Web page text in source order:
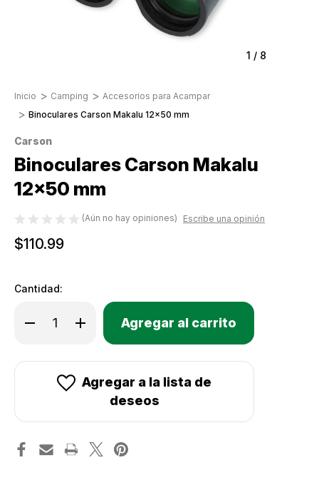
1 / 8
Inicio Camping
Accesorios para Acampar
Binoculares Carson Makalu 12x50 mm
Carson
Binoculares Carson Makalu
12x50 mm
(Aún no hay opiniones) Escribe una opinión
$110.99
Cantidad:
Disminuir
Binoculares
Makalu
Aumentar
la
cantidad
Binoculares
Makalu
12x50
Only
Existencias
actuales:
Agregar a la lista de
deseos